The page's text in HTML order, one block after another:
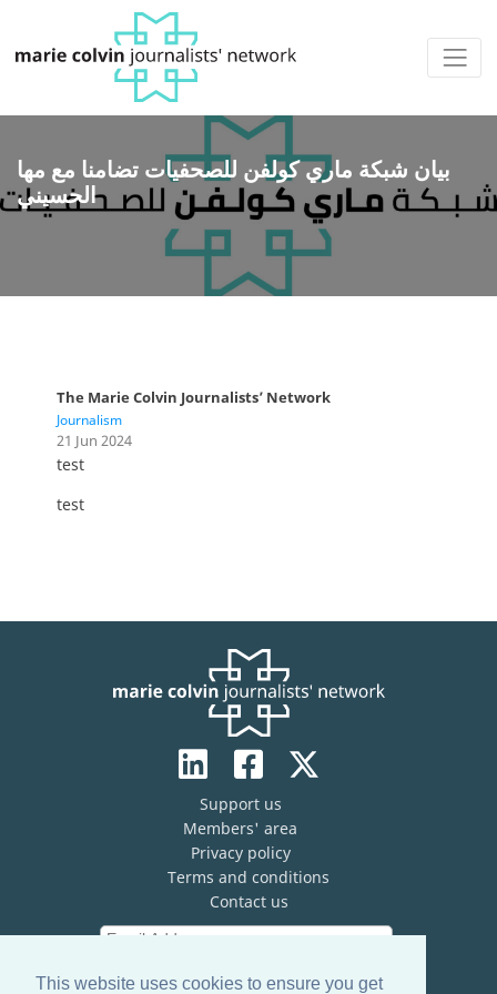
This website uses cookies to ensure you get
بيان شبكة ماري كولفن للصحفيات تضامنا مع مها
الحسيني
The Marie Colvin Journalists’ Network
Journalism
21 Jun 2024
test
test
Support us
Members' area
Privacy policy
Terms and conditions
Contact us